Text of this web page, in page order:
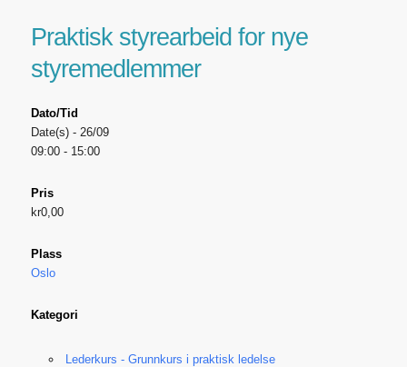
Praktisk styrearbeid for nye
styremedlemmer
Dato/Tid
Date(s) - 26/09
09:00 - 15:00
Pris
kr0,00
Plass
Oslo
Kategori
Lederkurs - Grunnkurs i praktisk ledelse